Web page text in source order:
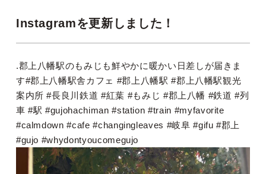
Instagramを更新しました！
.郡上八幡駅のもみじも鮮やかに暖かい日差しが届きま
す#郡上八幡駅舎カフェ #郡上八幡駅 #郡上八幡駅観光
案内所 #長良川鉄道 #紅葉 #もみじ #郡上八幡 #鉄道 #列
車 #駅 #gujohachiman #station #train #myfavorite
#calmdown #cafe #changingleaves #岐阜 #gifu #郡上
#gujo #whydontyoucomegujo